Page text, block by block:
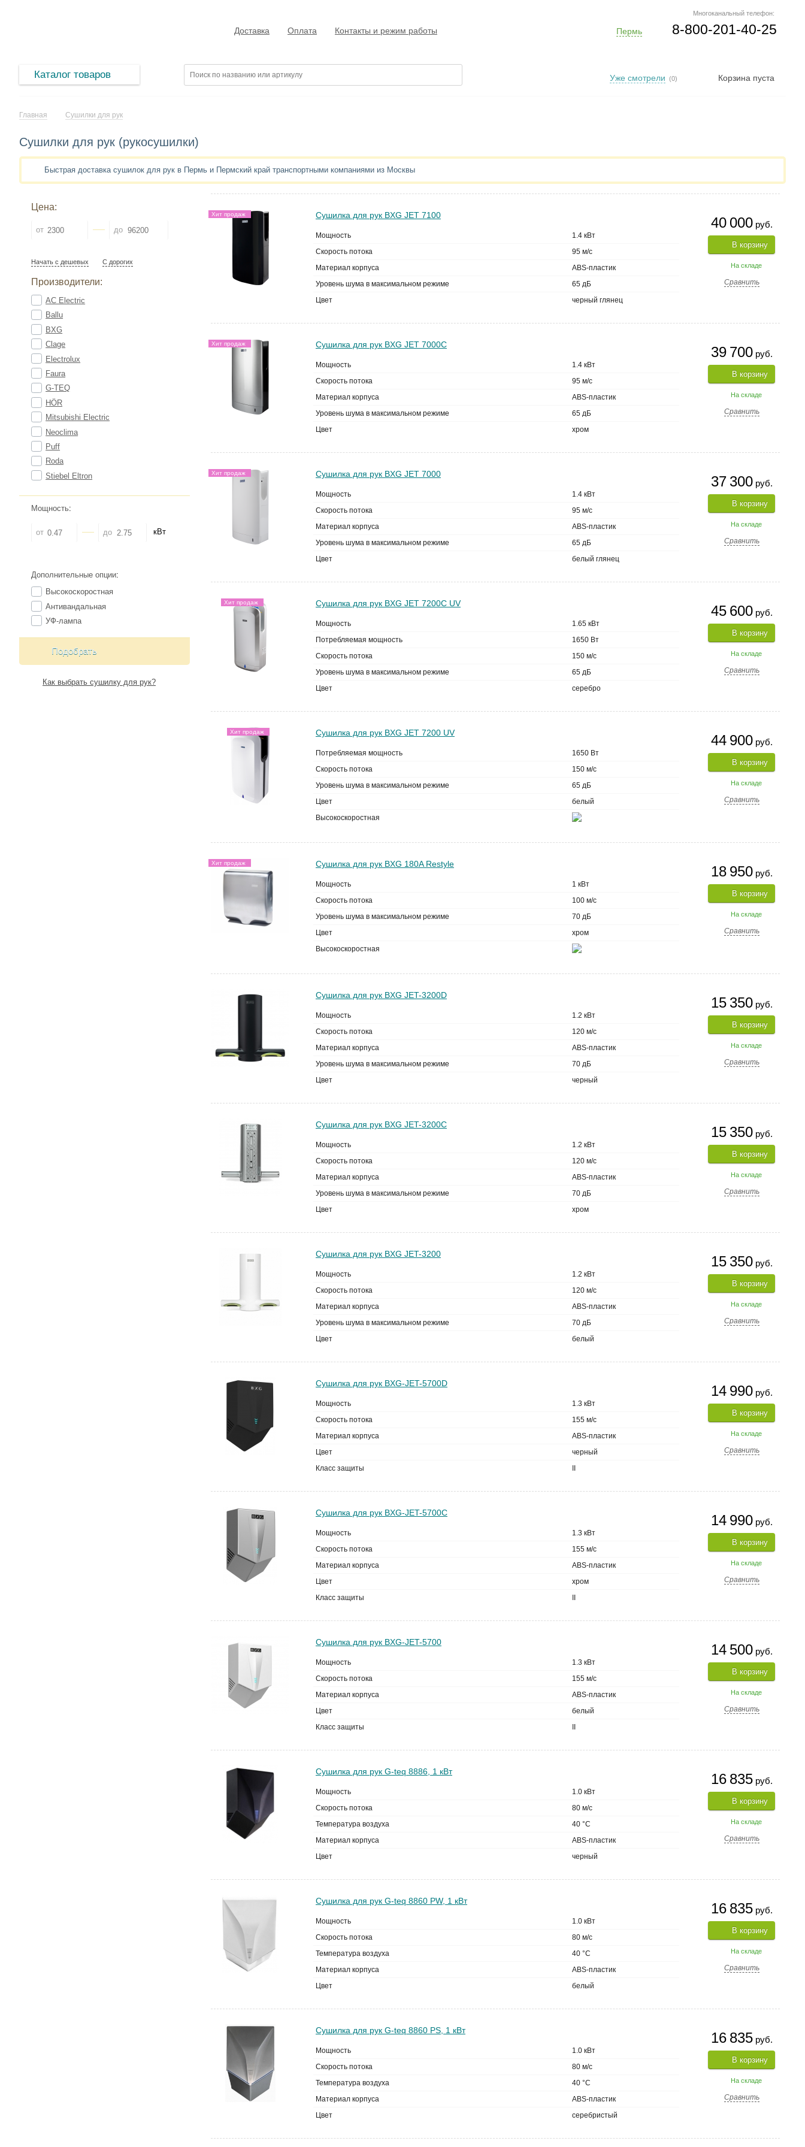
Многоканальный телефон:
8-800-201-40-25
Пермь
Доставка Оплата Контакты и режим работы
Каталог товаров Корзина пуста
Уже смотрели (0)
Главная Сушилки для рук
Сушилки для рук (рукосушилки)
Быстрая доставка сушилок для рук в Пермь и Пермский край транспортными компаниями из Москвы
Цена:
от до
Начать с дешевых С дорогих
Производители:
AC Electric
Ballu
BXG
Clage
Electrolux
Faura
G-TEQ
HÖR
Mitsubishi Electric
Neoclima
Puff
Roda
Stiebel Eltron
Мощность:
от до кВт
Дополнительные опции:
Высокоскоростная
Антивандальная
УФ-лампа
Подобрать
Как выбрать сушилку для рук?
Хит продаж
40 000руб.
В корзину
На складе
Сравнить
Сушилка для рук BXG JET 7100
Мощность
1.4 кВт
Скорость потока
95 м/с
Материал корпуса
ABS-пластик
Уровень шума в максимальном режиме
65 дБ
Цвет
черный глянец
Хит продаж
39 700руб.
В корзину
На складе
Сравнить
Сушилка для рук BXG JET 7000С
Мощность
1.4 кВт
Скорость потока
95 м/с
Материал корпуса
ABS-пластик
Уровень шума в максимальном режиме
65 дБ
Цвет
хром
Хит продаж
37 300руб.
В корзину
На складе
Сравнить
Сушилка для рук BXG JET 7000
Мощность
1.4 кВт
Скорость потока
95 м/с
Материал корпуса
ABS-пластик
Уровень шума в максимальном режиме
65 дБ
Цвет
белый глянец
Хит продаж
45 600руб.
В корзину
На складе
Сравнить
Сушилка для рук BXG JET 7200С UV
Мощность
1.65 кВт
Потребляемая мощность
1650 Вт
Скорость потока
150 м/с
Уровень шума в максимальном режиме
65 дБ
Цвет
серебро
Хит продаж
44 900руб.
В корзину
На складе
Сравнить
Сушилка для рук BXG JET 7200 UV
Потребляемая мощность
1650 Вт
Скорость потока
150 м/с
Уровень шума в максимальном режиме
65 дБ
Цвет
белый
Высокоскоростная
Хит продаж
18 950руб.
В корзину
На складе
Сравнить
Сушилка для рук BXG 180A Restyle
Мощность
1 кВт
Скорость потока
100 м/с
Уровень шума в максимальном режиме
70 дБ
Цвет
хром
Высокоскоростная
15 350руб.
В корзину
На складе
Сравнить
Сушилка для рук BXG JET-3200D
Мощность
1.2 кВт
Скорость потока
120 м/с
Материал корпуса
ABS-пластик
Уровень шума в максимальном режиме
70 дБ
Цвет
черный
15 350руб.
В корзину
На складе
Сравнить
Сушилка для рук BXG JET-3200C
Мощность
1.2 кВт
Скорость потока
120 м/с
Материал корпуса
ABS-пластик
Уровень шума в максимальном режиме
70 дБ
Цвет
хром
15 350руб.
В корзину
На складе
Сравнить
Сушилка для рук BXG JET-3200
Мощность
1.2 кВт
Скорость потока
120 м/с
Материал корпуса
ABS-пластик
Уровень шума в максимальном режиме
70 дБ
Цвет
белый
14 990руб.
В корзину
На складе
Сравнить
Сушилка для рук BXG-JET-5700D
Мощность
1.3 кВт
Скорость потока
155 м/с
Материал корпуса
ABS-пластик
Цвет
черный
Класс защиты
14 990руб.
В корзину
На складе
Сравнить
Сушилка для рук BXG-JET-5700C
Мощность
1.3 кВт
Скорость потока
155 м/с
Материал корпуса
ABS-пластик
Цвет
хром
Класс защиты
14 500руб.
В корзину
На складе
Сравнить
Сушилка для рук BXG-JET-5700
Мощность
1.3 кВт
Скорость потока
155 м/с
Материал корпуса
ABS-пластик
Цвет
белый
Класс защиты
16 835руб.
В корзину
На складе
Сравнить
Сушилка для рук G-teq 8886, 1 кВт
Мощность
1.0 кВт
Скорость потока
80 м/с
Температура воздуха
40 °C
Материал корпуса
ABS-пластик
Цвет
черный
16 835руб.
В корзину
На складе
Сравнить
Сушилка для рук G-teq 8860 PW, 1 кВт
Мощность
1.0 кВт
Скорость потока
80 м/с
Температура воздуха
40 °C
Материал корпуса
ABS-пластик
Цвет
белый
16 835руб.
В корзину
На складе
Сравнить
Сушилка для рук G-teq 8860 PS, 1 кВт
Мощность
1.0 кВт
Скорость потока
80 м/с
Температура воздуха
40 °C
Материал корпуса
ABS-пластик
Цвет
серебристый